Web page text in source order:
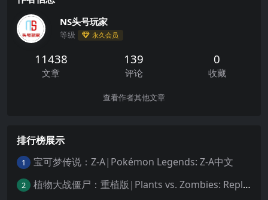
NS头号玩家
等级 永久会员
11438
文章
139
评论
0
收藏
查看作者其他文章
排行榜展示
1 宝可梦传说：Z-A|Pokémon Legends: Z-A中文
2 植物大战僵尸：重植版|Plants vs. Zombies: Replanted中文